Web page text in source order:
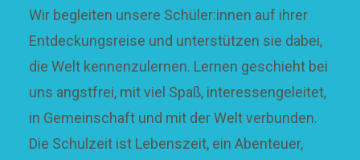
Wir begleiten unsere Schüler:innen auf ihrer
Entdeckungsreise und unterstützen sie dabei,
die Welt kennenzulernen. Lernen geschieht bei
uns angstfrei, mit viel Spaß, interessengeleitet,
in Gemeinschaft und mit der Welt verbunden.
Die Schulzeit ist Lebenszeit, ein Abenteuer,